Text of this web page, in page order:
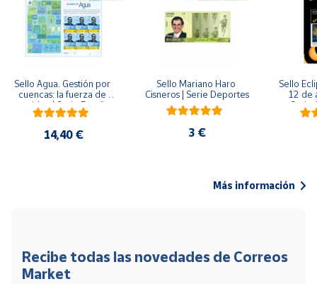
Sello Agua. Gestión por
cuencas: la fuerza de
una idea.| Serie España
ES| Pliego Premium
14,40 €
Sello Mariano Haro
Cisneros | Serie Deportes
3 €
Sello
12 de
Serie
Más información
Recibe todas las novedades de Correos
Market